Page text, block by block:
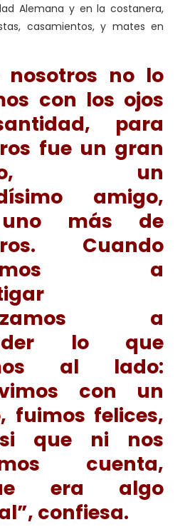
Alemana y en la costanera,
casamientos, y mates en
nosotros no lo
con los ojos
para
fue un gran
un
amigo,
más de
Cuando
a
a
lo que
al lado:
con un
fuimos felices,
que ni nos
cuenta,
era algo
confiesa.